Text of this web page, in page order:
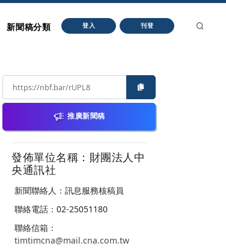
新聞稿分類 登入 刊登
推廣新聞稿
發佈單位名稱：財團法人中
央通訊社
新聞聯絡人：訊息服務核稿員
聯絡電話：02-25051180
聯絡信箱：
timtimcna@mail.cna.com.tw